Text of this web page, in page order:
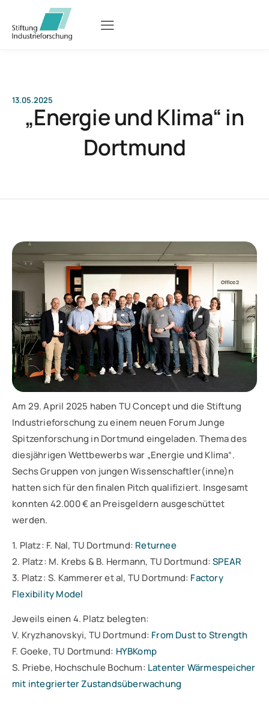
13.05.2025
„Energie und Klima“ in
Dortmund
Am 29. April 2025 haben TU Concept und die Stiftung
Industrieforschung zu einem neuen Forum Junge
Spitzenforschung in Dortmund eingeladen. Thema des
diesjährigen Wettbewerbs war „Energie und Klima“.
Sechs Gruppen von jungen Wissenschaftler(inne)n
hatten sich für den finalen Pitch qualifiziert. Insgesamt
konnten 42.000 € an Preisgeldern ausgeschüttet
werden.
1. Platz: F. Nal, TU Dortmund: Returnee
2. Platz: M. Krebs & B. Hermann, TU Dortmund:SPEAR
3. Platz: S. Kammerer et al, TU Dortmund: Factory
Flexibility Model
Jeweils einen 4. Platz belegten:
V. Kryzhanovskyi, TU Dortmund: From Dust to Strength
F. Goeke, TU Dortmund: HYBKomp
S. Priebe, Hochschule Bochum: Latenter Wärmespeicher
mit integrierter Zustandsüberwachung